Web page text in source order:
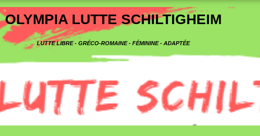
OLYMPIA LUTTE SCHILTIGHEIM
LUTTE LIBRE - GRÉCO-ROMAINE - FÉMININE - ADAPTÉE